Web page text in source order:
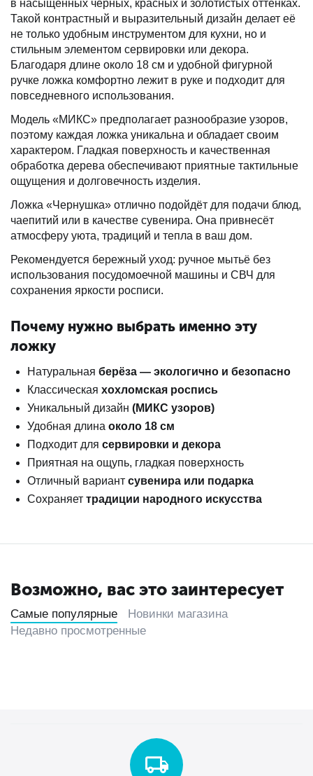
в насыщенных чёрных, красных и золотистых оттенках.
Такой контрастный и выразительный дизайн делает её
не только удобным инструментом для кухни, но и
стильным элементом сервировки или декора.
Благодаря длине около 18 см и удобной фигурной
ручке ложка комфортно лежит в руке и подходит для
повседневного использования.
Модель «МИКС» предполагает разнообразие узоров,
поэтому каждая ложка уникальна и обладает своим
характером. Гладкая поверхность и качественная
обработка дерева обеспечивают приятные тактильные
ощущения и долговечность изделия.
Ложка «Чернушка» отлично подойдёт для подачи блюд,
чаепитий или в качестве сувенира. Она привнесёт
атмосферу уюта, традиций и тепла в ваш дом.
Рекомендуется бережный уход: ручное мытьё без
использования посудомоечной машины и СВЧ для
сохранения яркости росписи.
Почему нужно выбрать именно эту
ложку
Натуральная берёза — экологично и безопасно
Классическая хохломская роспись
Уникальный дизайн (МИКС узоров)
Удобная длина около 18 см
Подходит для сервировки и декора
Приятная на ощупь, гладкая поверхность
Отличный вариант сувенира или подарка
Сохраняет традиции народного искусства
Возможно, вас это заинтересует
Самые популярные
Новинки магазина
Недавно просмотренные